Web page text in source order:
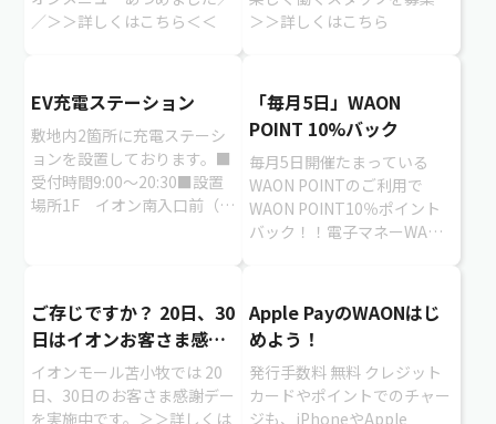
／＞＞詳しくはこちら＜＜
＞＞詳しくはこちら
EV充電ステーション
敷地内2箇所に充電ステーシ
ョンを設置しております。■
受付時間9:00〜20:30■設置
場所1F イオン南入口前（I
「毎月5日」WAON
POINT 10%バック
毎月5日開催たまっている
WAON POINTのご利用で
WAON POINT10％ポイント
バック！！電子マネーWAON
ご存じですか？ 20日、30
日はイオンお客さま感謝
デー！
イオンモール苫小牧では 20
日、30日のお客さま感謝デー
を実施中です。＞＞詳しくは
Apple PayのWAONはじ
めよう！
発行手数料 無料 クレジット
カードやポイントでのチャー
ジも、iPhoneやApple